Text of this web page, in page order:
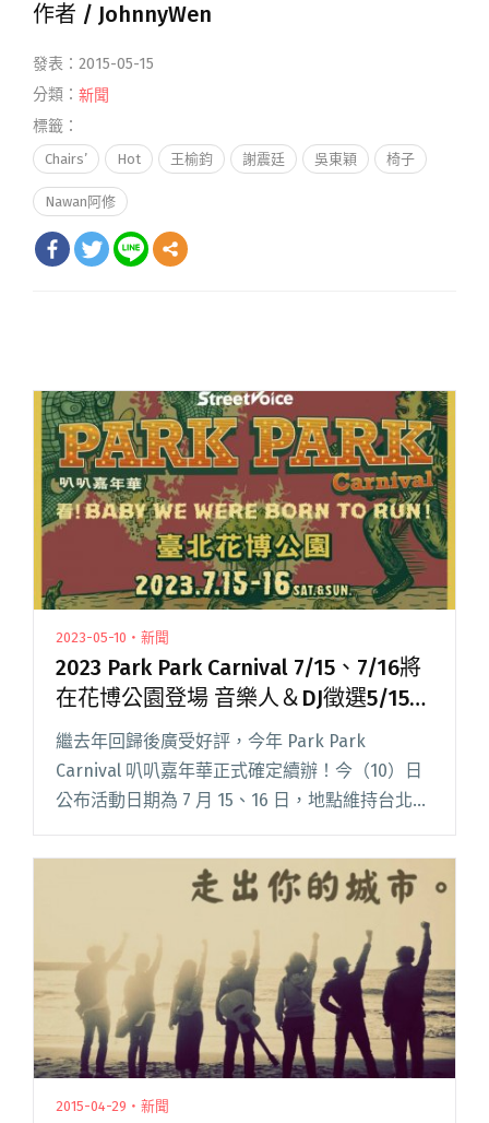
作者 / JohnnyWen
發表：2015-05-15
分類： 新聞
標籤：
Chairs’ Hot 王榆鈞 謝震廷 吳東穎 椅子
Nawan阿修
2023-05-10・新聞
2023 Park Park Carnival 7/15、7/16將
在花博公園登場 音樂人＆DJ徵選5/15開
跑
繼去年回歸後廣受好評，今年 Park Park
Carnival 叭叭嘉年華正式確定續辦！今（10）日
公布活動日期為 7 月 15、16 日，地點維持台北圓
山花博公園​不變，音樂人及 DJ 徵選即將在 5 月
15 日開跑，報名至 6 月 閱讀全文 "2023 Park
Park Carnival 7/15、7/16將在花博公園登場 音樂
2015-04-29・新聞